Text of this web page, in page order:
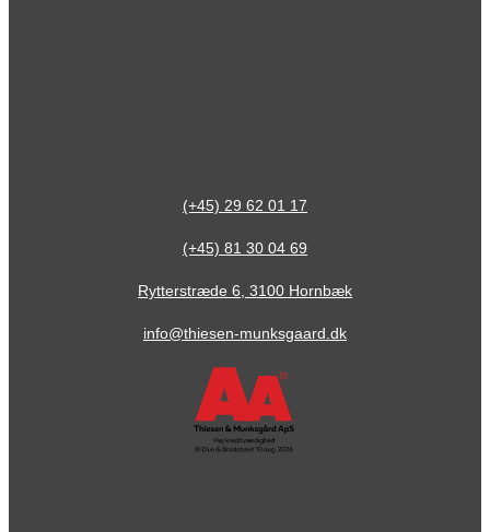
(+45) 29 62 01 17
(+45) 81 30 04 69
Rytterstræde 6, 3100 Hornbæk
info@thiesen-munksgaard.dk